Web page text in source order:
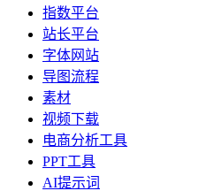
指数平台
站长平台
字体网站
导图流程
素材
视频下载
电商分析工具
PPT工具
AI提示词